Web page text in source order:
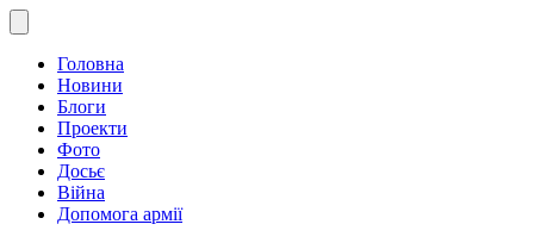
Головна
Новини
Блоги
Проекти
Фото
Досьє
Війна
Допомога армії